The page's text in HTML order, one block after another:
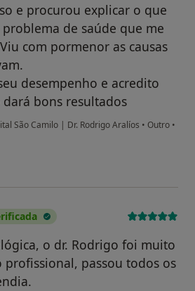
e procurou explicar o que
problema de saúde que me
com pormenor as causas
desempenho e acredito
bons resultados
São Camilo | Dr. Rodrigo Aralíos • Outro •
S
o dr. Rodrigo foi muito
profissional, passou todos os